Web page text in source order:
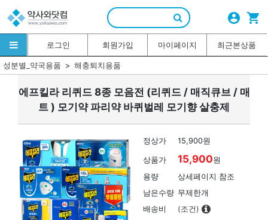
account_circle shopping_cart
로그인 회원가입 마이페이지 최근본상품
성분별_약국용품 해충퇴치용품
에프킬라 리퀴드 8종 모음전 (리퀴드 / 매직큐브 / 매
트 ) 모기약 파리약 바퀴벌레 모기향 살충제
정상가 15,900원
상품가 15,900원
용량
상세페이지 참조
남은수량 무제한개
배송비
(조건)